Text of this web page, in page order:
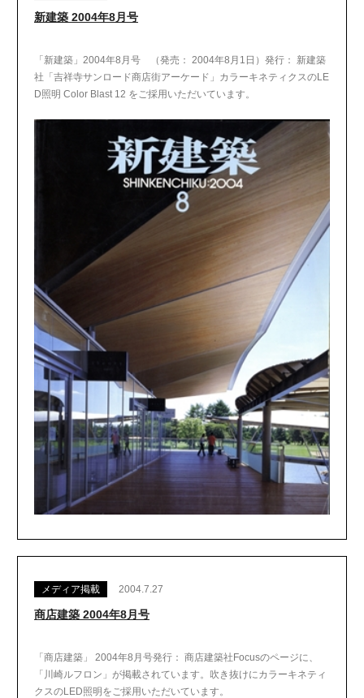
新建築 2004年8月号
「新建築」2004年8月号 （発売： 2004年8月1日）発行： 新建築
社「吉祥寺サンロード商店街アーケード」カラーキネティクスのLE
D照明 Color Blast 12 をご採用いただいています。
メディア掲載 2004.7.27
商店建築 2004年8月号
「商店建築」 2004年8月号発行： 商店建築社Focusのページに、
「川崎ルフロン」が掲載されています。吹き抜けにカラーキネティ
クスのLED照明をご採用いただいています。